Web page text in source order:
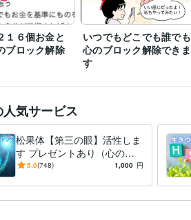
１６個お金と
ブロック解除
いつでもどこでも誰でも
心のブロック解除できま
す
気サービス
松果体【第三の眼】活性しま
す プレゼントあり（心のブ
ロック解除） ８／9日まで
5.0(748) 1,000 円